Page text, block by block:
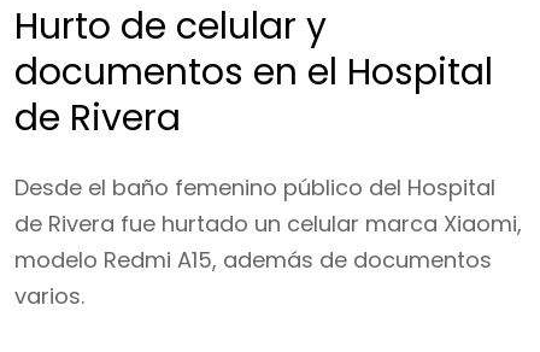
Hurto de celular y
documentos en el Hospital
de Rivera
Desde el baño femenino público del Hospital
de Rivera fue hurtado un celular marca Xiaomi,
modelo Redmi A15, además de documentos
varios.